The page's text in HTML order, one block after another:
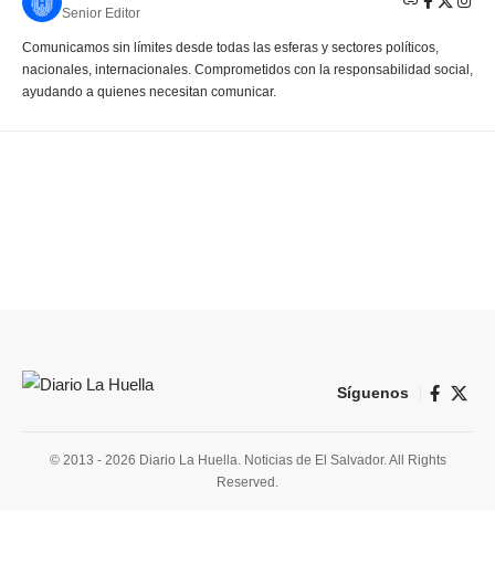
Senior Editor
Comunicamos sin límites desde todas las esferas y sectores políticos,
nacionales, internacionales. Comprometidos con la responsabilidad social,
ayudando a quienes necesitan comunicar.
Síguenos
© 2013 - 2026 Diario La Huella. Noticias de El Salvador. All Rights
Reserved.